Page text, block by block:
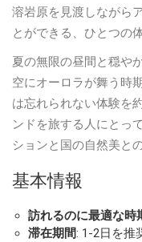
溶岩原を見渡しながら
とができる、ひとつの
夏の無限の昼間と穏や
空にオーロラが舞う時
は忘れられない体験を
ンドを旅する人にとっ
ションと国の自然美と
基本情報
訪れるのに最適な時
滞在期間: 1-2日を推